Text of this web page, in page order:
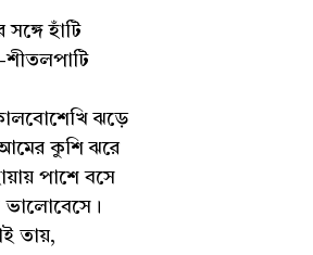
সঙ্গে হাঁটি
শীতলপাটি
ঝড়ে
কুশি ঝরে
পাশে বসে
ভালোবেসে।
তায়,